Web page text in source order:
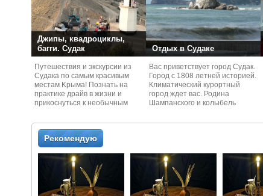
Джипы, квадроциклы,
багги. Судак
Путешествия и экскурcии из
Судaка по самым красивым
местам Kрыма! Познать на
практике драйв в жизни и
прикоснуться к необычным
Отдых в Судаке
Вас приветствует город Судак.
Город с 1808 летней историей.
Климатический курортный
город ждет вас. Родина
Шампанского и колыбель
Рекомендую